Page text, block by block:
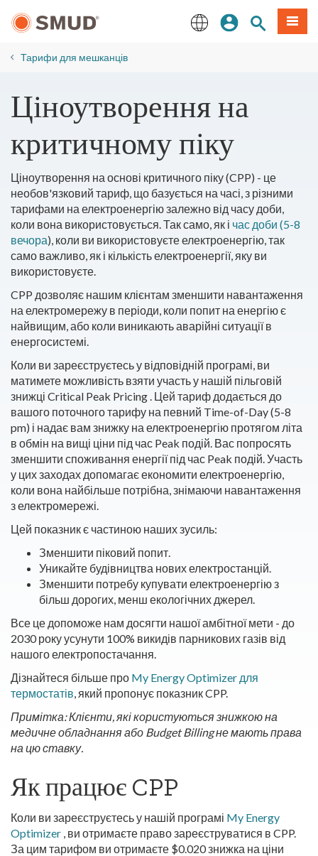
до
змісту
Увійдіть
Пошук по
Меню
Тарифи для мешканців
Ціноутворення на
критичному піку
Ціноутворення на основі критичного піку (CPP) - це
необов'язковий тариф, що базується на часі, з різними
тарифами на електроенергію залежно від часу доби,
коли вона використовується. Так само, як і час доби (5-8
вечора), коли ви використовуєте електроенергію, так
само важливо, як і кількість електроенергії, яку ви
використовуєте.
CPP дозволяє нашим клієнтам зменшити навантаження
на електромережу в періоди, коли попит на енергію є
найвищим, або коли виникають аварійні ситуації в
енергосистемі.
Коли ви зареєструєтесь у відповідній програмі, ви
матимете можливість взяти участь у нашій пільговій
знижці Critical Peak Pricing . Цей тариф додається до
вашого поточного тарифу на певний Time-of-Day (5-8
pm) і надає вам знижку на електроенергію протягом літа
в обмін на вищі ціни під час Peak подій. Вас попросять
зменшити споживання енергії під час Peak подій. Участь
у цих заходах допомагає економити електроенергію,
коли вона найбільше потрібна, знімаючи навантаження
з електромережі.
Цей показник є частиною наших зусиль:
Зменшити піковий попит.
Уникайте будівництва нових електростанцій.
Зменшити потребу купувати електроенергію з
більш дорогих, менш екологічних джерел.
Все це допоможе нам досягти нашої амбітної мети - до
2030 року усунути 100% викидів парникових газів від
нашого електропостачання.
Дізнайтеся більше про My Energy Optimizer для
термостатів, який пропонує показник CPP.
Примітка: Клієнти, які користуються знижкою на
медичне обладнання або Budget Billing не мають права
на цю ставку.
Як працює CPP
Коли ви зареєструєтесь у нашій програмі My Energy
Optimizer , ви отримаєте право зареєструватися в CPP.
За цим тарифом ви отримаєте $0.020 знижка на ціни